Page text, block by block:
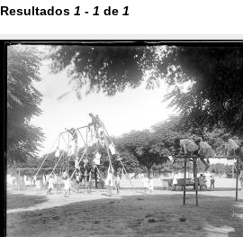
Resultados 1 - 1 de 1